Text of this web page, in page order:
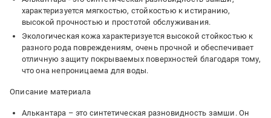
характеризуется мягкостью, стойкостью к истиранию,
высокой прочностью и простотой обслуживания.
Экологическая кожа характеризуется высокой стойкостью к
разного рода повреждениям, очень прочной и обеспечивает
отличную защиту покрываемых поверхностей благодаря тому,
что она непроницаема для воды.
Описание материала
Алькантара – это синтетическая разновидность замши. Он